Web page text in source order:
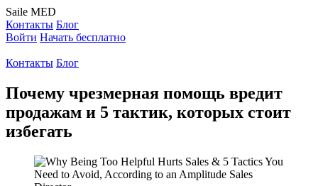
Saile MED
Контакты Блог
Войти Начать бесплатно
Контакты Блог
Почему чрезмерная помощь вредит
продажам и 5 тактик, которых стоит
избегать